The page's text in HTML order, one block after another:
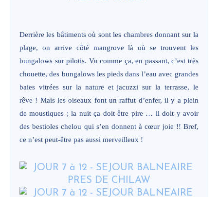
Derrière les bâtiments où sont les chambres donnant sur la
plage, on arrive côté mangrove là où se trouvent les
bungalows sur pilotis. Vu comme ça, en passant, c’est très
chouette, des bungalows les pieds dans l’eau avec grandes
baies vitrées sur la nature et jacuzzi sur la terrasse, le
rêve ! Mais les oiseaux font un raffut d’enfer, il y a plein
de moustiques ; la nuit ça doit être pire … il doit y avoir
des bestioles chelou qui s’en donnent à cœur joie !! Bref,
ce n’est peut-être pas aussi merveilleux !